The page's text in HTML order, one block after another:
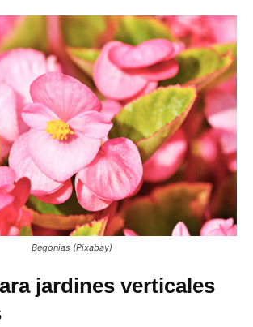
Begonias (Pixabay)
jardines verticales